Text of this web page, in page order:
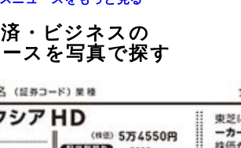
・ビジネスの
スを写真で探す